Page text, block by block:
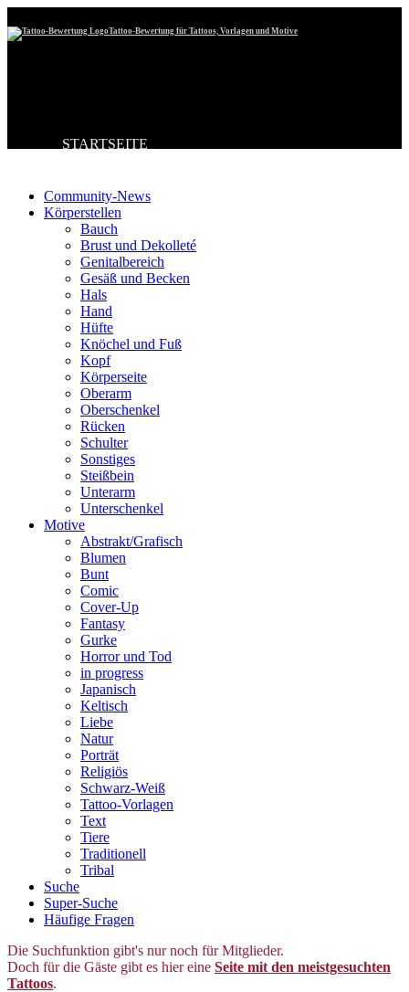
Tattoo-Bewertung für Tattoos, Vorlagen und Motive
STARTSEITE
NEUESTE TATTOOS
KOMMENTARE
FORUM
HILFE
Community-News
Körperstellen
Bauch
Brust und Dekolleté
Genitalbereich
Gesäß und Becken
Hals
Hand
Hüfte
Knöchel und Fuß
Kopf
Körperseite
Oberarm
Oberschenkel
Rücken
Schulter
Sonstiges
Steißbein
Unterarm
Unterschenkel
Motive
Abstrakt/Grafisch
Blumen
Bunt
Comic
Cover-Up
Fantasy
Gurke
Horror und Tod
in progress
Japanisch
Keltisch
Liebe
Natur
Porträt
Religiös
Schwarz-Weiß
Tattoo-Vorlagen
Text
Tiere
Traditionell
Tribal
Suche
Super-Suche
Häufige Fragen
Die Suchfunktion gibt's nur noch für Mitglieder.
Doch für die Gäste gibt es hier eine Seite mit den meistgesuchten
Tattoos.